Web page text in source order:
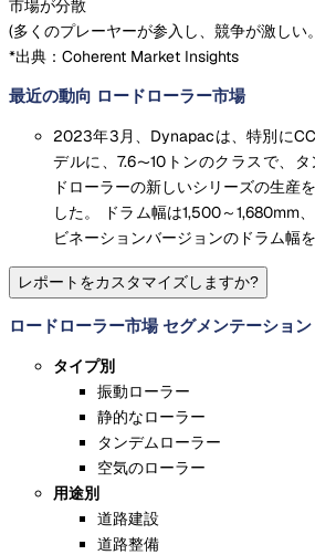
市場が分散
(多くのプレーヤーが参入し、競争が激しい。
*出典：Coherent Market Insights
最近の動向 ロードローラー市場
2023年3月、Dynapacは、特別に
デルに、7.6〜10トンのクラスで、
ドローラーの新しいシリーズの生産
した。 ドラム幅は1,500～1,680mm
ビネーションバージョンのドラム幅
レポートをカスタマイズしますか?
ロードローラー市場 セグメンテーション
タイプ別
振動ローラー
静的なローラー
タンデムローラー
空気のローラー
用途別
道路建設
道路整備